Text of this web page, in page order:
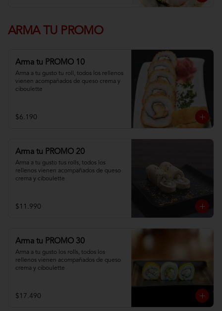
ARMA TU PROMO
Arma tu PROMO 10
Arma a tu gusto tu roll, todos los rellenos
vienen acompañados de queso crema y
ciboulette
$6.190
Arma tu PROMO 20
Arma a tu gusto tus rolls, todos los
rellenos vienen acompañados de queso
crema y ciboulette
$11.990
Arma tu PROMO 30
Arma a tu gusto los rolls, todos los
rellenos vienen acompañados de queso
crema y ciboulette
$17.490